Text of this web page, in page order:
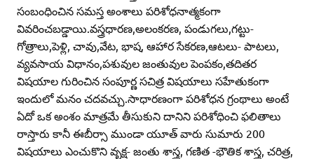
సంబంధించిన సమస్త అంశాలు పరిశోధనాత్మకంగా
వివరించబడ్డాయి.వస్త్రధారణ,అలంకరణ, పండుగలు,గట్టు-
గోత్రాలు,పెళ్లి, చావు,వేట, భాష, ఆహార సేకరణ,ఆటలు- పాటలు,
వ్యవసాయ విధానం,పశువుల జంతువుల పెంపకం,తదితర
విషయాల గురించిన సంపూర్ణ సచిత్ర విషయాలు సహేతుకంగా
ఇందులో మనం చదవచ్చు.సాధారణంగా పరిశోధన గ్రంథాలు అంటే
ఏదో ఒక అంశం మాత్రమే తీసుకుని దానిని పరిశోధించి ఫలితాలు
రాస్తారు కానీ ఈబీర్సా ముండా యూత్‌ వారు సుమారు 200
విషయాలు ఎంచుకొని వృక్ష- జంతు శాస్త్ర, గణిత -భౌతిక శాస్త్ర, చరిత్ర,